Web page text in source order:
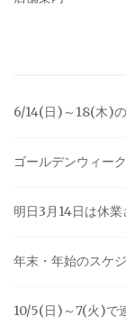
6/14(日)～18(木)の
ゴールデンウィー
明日3月14日は休業
年末・年始のスケ
10/5(日)～7(火)で